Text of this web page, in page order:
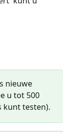
nieuwe
u tot 500
kunt testen).